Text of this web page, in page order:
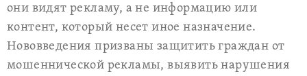
они видят рекламу, а не информацию или
контент, который несет иное назначение.
Нововведения призваны защитить граждан от
мошеннической рекламы, выявить нарушения